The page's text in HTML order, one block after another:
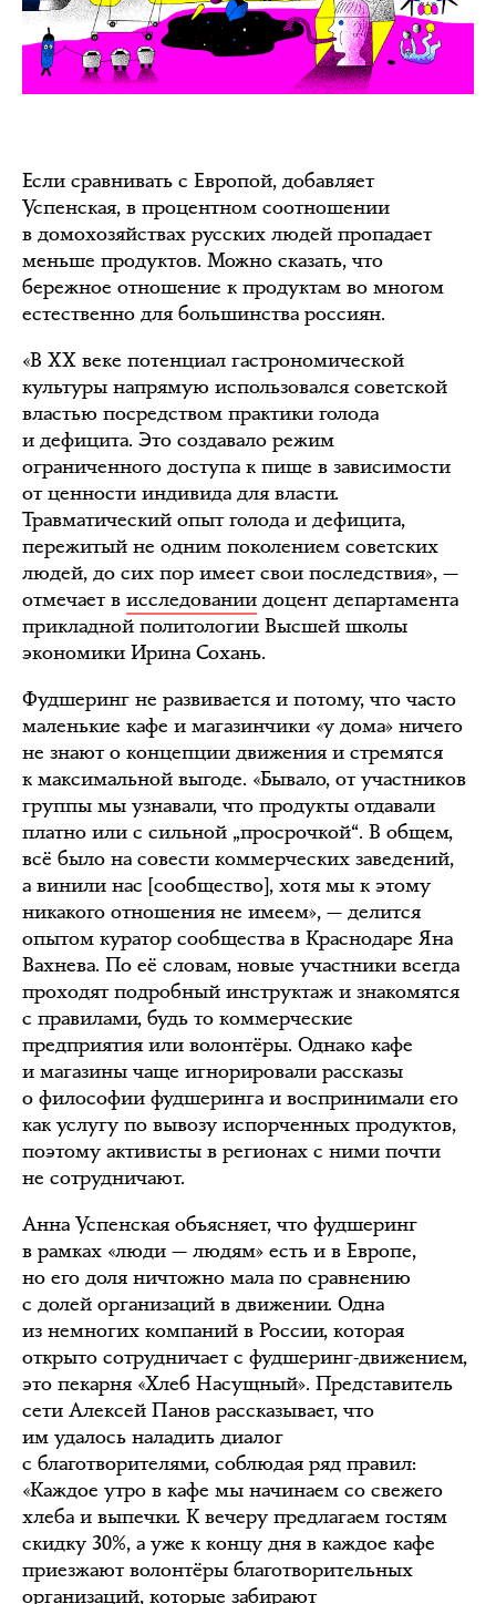
Если сравнивать с Европой, добавляет
Успенская, в процентном соотношении
в домохозяйствах русских людей пропадает
меньше продуктов. Можно сказать, что
бережное отношение к продуктам во многом
естественно для большинства россиян.
«В XX веке потенциал гастрономической
культуры напрямую использовался советской
властью посредством практики голода
и дефицита. Это создавало режим
ограниченного доступа к пище в зависимости
от ценности индивида для власти.
Травматический опыт голода и дефицита,
пережитый не одним поколением советских
людей, до сих пор имеет свои последствия», —
отмечает в исследовании доцент департамента
прикладной политологии Высшей школы
экономики Ирина Сохань.
Фудшеринг не развивается и потому, что часто
маленькие кафе и магазинчики «у дома» ничего
не знают о концепции движения и стремятся
к максимальной выгоде. «Бывало, от участников
группы мы узнавали, что продукты отдавали
платно или с сильной „просрочкой“. В общем,
всё было на совести коммерческих заведений,
а винили нас [сообщество], хотя мы к этому
никакого отношения не имеем», — делится
опытом куратор сообщества в Краснодаре Яна
Вахнева. По её словам, новые участники всегда
проходят подробный инструктаж и знакомятся
с правилами, будь то коммерческие
предприятия или волонтёры. Однако кафе
и магазины чаще игнорировали рассказы
о философии фудшеринга и воспринимали его
как услугу по вывозу испорченных продуктов,
поэтому активисты в регионах с ними почти
не сотрудничают.
Анна Успенская объясняет, что фудшеринг
в рамках «люди — людям» есть и в Европе,
но его доля ничтожно мала по сравнению
с долей организаций в движении. Одна
из немногих компаний в России, которая
открыто сотрудничает с фудшеринг-движением,
это пекарня «Хлеб Насущный». Представитель
сети Алексей Панов рассказывает, что
им удалось наладить диалог
с благотворителями, соблюдая ряд правил:
«Каждое утро в кафе мы начинаем со свежего
хлеба и выпечки. К вечеру предлагаем гостям
скидку 30%, а уже к концу дня в каждое кафе
приезжают волонтёры благотворительных
организаций, которые забирают